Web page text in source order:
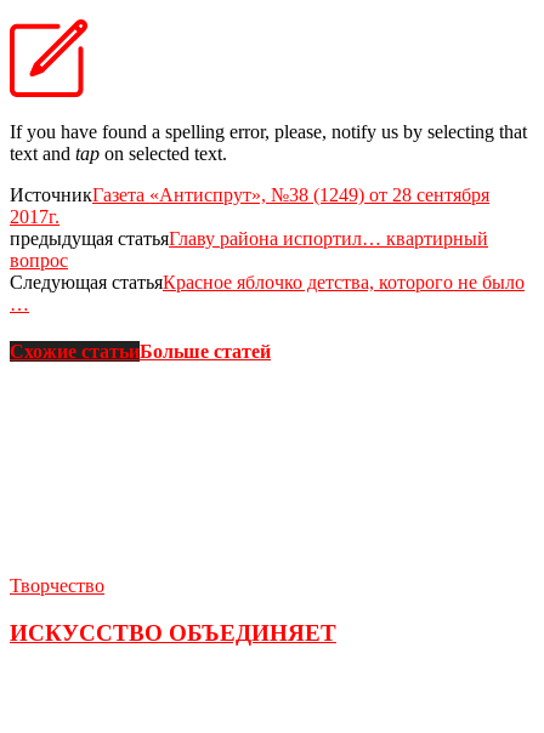
If you have found a spelling error, please, notify us by selecting that
text and tap on selected text.
ИсточникГазета «Антиспрут», №38 (1249) от 28 сентября
2017г.
предыдущая статьяГлаву района испортил… квартирный
вопрос
Следующая статьяКрасное яблочко детства, которого не было
…
Схожие статьиБольше статей
Творчество
ИСКУССТВО ОБЪЕДИНЯЕТ